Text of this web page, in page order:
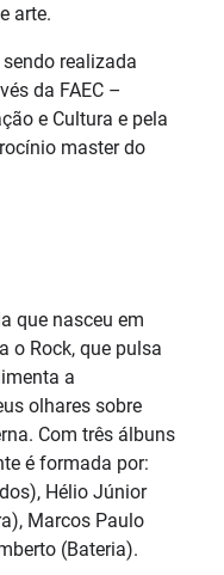
arte.
realizada
da FAEC –
e Cultura e pela
master do
que nasceu em
o Rock, que pulsa
a
olhares sobre
Com três álbuns
é formada por:
Hélio Júnior
Marcos Paulo
(Bateria).